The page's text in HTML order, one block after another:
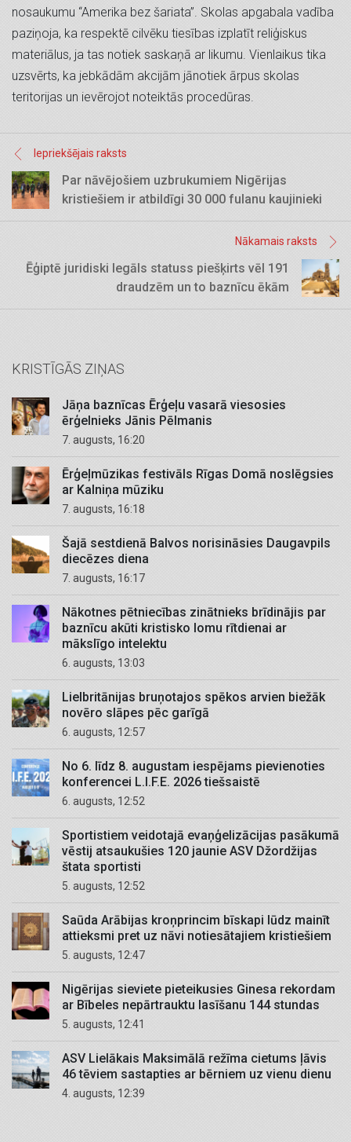
nosaukumu “Amerika bez šariata”. Skolas apgabala vadība
paziņoja, ka respektē cilvēku tiesības izplatīt reliģiskus
materiālus, ja tas notiek saskaņā ar likumu. Vienlaikus tika
uzsvērts, ka jebkādām akcijām jānotiek ārpus skolas
teritorijas un ievērojot noteiktās procedūras.
Iepriekšējais raksts
Par nāvējošiem uzbrukumiem Nigērijas
kristiešiem ir atbildīgi 30 000 fulanu kaujinieki
Nākamais raksts
Ēģiptē juridiski legāls statuss piešķirts vēl 191
draudzēm un to baznīcu ēkām
KRISTĪGĀS ZIŅAS
Jāņa baznīcas Ērģeļu vasarā viesosies
ērģelnieks Jānis Pēlmanis
7. augusts, 16:20
Ērģeļmūzikas festivāls Rīgas Domā noslēgsies
ar Kalniņa mūziku
7. augusts, 16:18
Šajā sestdienā Balvos norisināsies Daugavpils
diecēzes diena
7. augusts, 16:17
Nākotnes pētniecības zinātnieks brīdinājis par
baznīcu akūti kristisko lomu rītdienai ar
mākslīgo intelektu
6. augusts, 13:03
Lielbritānijas bruņotajos spēkos arvien biežāk
novēro slāpes pēc garīgā
6. augusts, 12:57
No 6. līdz 8. augustam iespējams pievienoties
konferencei L.I.F.E. 2026 tiešsaistē
6. augusts, 12:52
Sportistiem veidotajā evaņģelizācijas pasākumā
vēstij atsaukušies 120 jaunie ASV Džordžijas
štata sportisti
5. augusts, 12:52
Saūda Arābijas kroņprincim bīskapi lūdz mainīt
attieksmi pret uz nāvi notiesātajiem kristiešiem
5. augusts, 12:47
Nigērijas sieviete pieteikusies Ginesa rekordam
ar Bībeles nepārtrauktu lasīšanu 144 stundas
5. augusts, 12:41
ASV Lielākais Maksimālā režīma cietums ļāvis
46 tēviem sastapties ar bērniem uz vienu dienu
4. augusts, 12:39